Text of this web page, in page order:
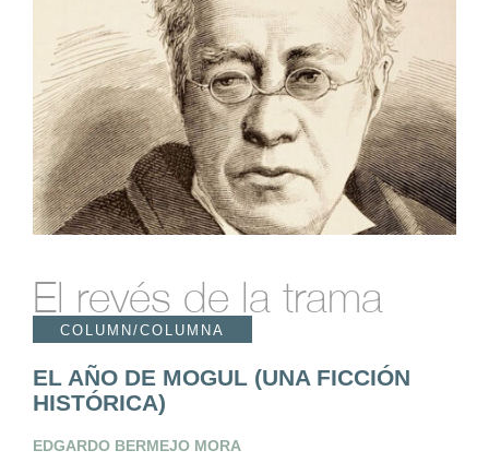
El revés de la trama
COLUMN/COLUMNA
EL AÑO DE MOGUL (UNA FICCIÓN
HISTÓRICA)
EDGARDO BERMEJO MORA